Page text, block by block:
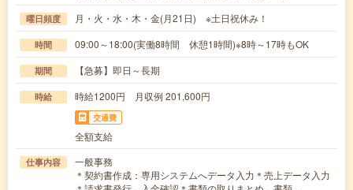
曜日頻度 月・火・水・木・金(月21日) ※土日祝休み！
時間 09:00～18:00(実働8時間 休憩1時間)※8時～17時もOK
期間 【急募】即日～長期
時給 時給1200円 月収例 201,600円
交通費
全額支給
仕事内容
一般事務
＊契約書作成：専用システムへデータ入力＊売上データ入力